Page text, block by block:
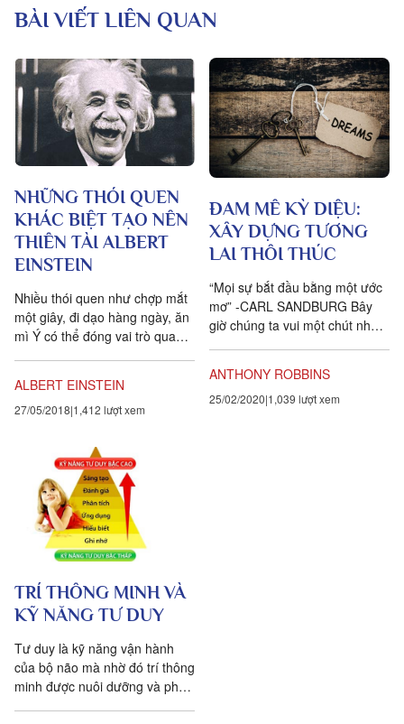
BÀI VIẾT LIÊN QUAN
NHỮNG THÓI QUEN
KHÁC BIỆT TẠO NÊN
THIÊN TÀI ALBERT
EINSTEIN
Nhiều thói quen như chợp mắt
một giây, đi dạo hàng ngày, ăn
mì Ý có thể đóng vai trò quan
ALBERT EINSTEIN
27/05/2018 1,412 lượt xem
ĐAM MÊ KỲ DIỆU:
XÂY DỰNG TƯƠNG
LAI THÔI THÚC
“Mọi sự bắt đầu bằng một ước
mơ” -CARL SANDBURG Bây
giờ chúng ta vui một chút nhé.
ANTHONY ROBBINS
25/02/2020 1,039 lượt xem
TRÍ THÔNG MINH VÀ
KỸ NĂNG TƯ DUY
Tư duy là kỹ năng vận hành
của bộ não mà nhờ đó trí thông
minh được nuôi dưỡng và phát